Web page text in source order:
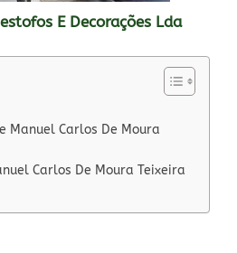
E Decorações Lda
Manuel Carlos De Moura
Carlos De Moura Teixeira